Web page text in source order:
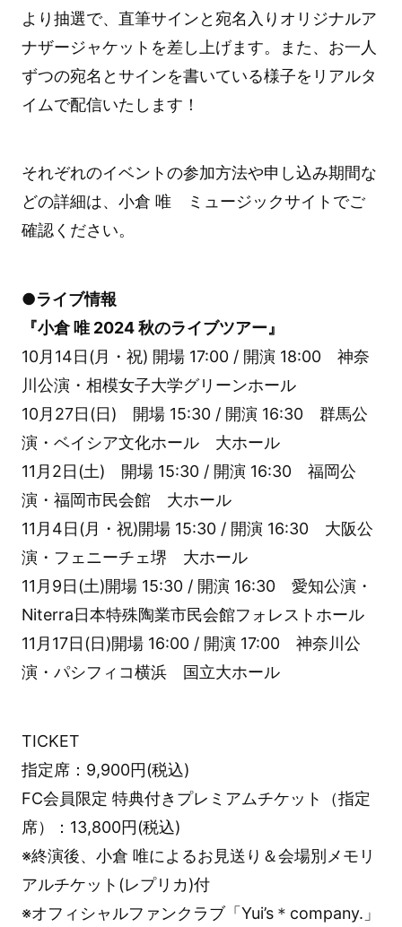
より抽選で、直筆サインと宛名入りオリジナルア
ナザージャケットを差し上げます。また、お一人
ずつの宛名とサインを書いている様子をリアルタ
イムで配信いたします！
それぞれのイベントの参加方法や申し込み期間な
どの詳細は、小倉 唯 ミュージックサイトでご
確認ください。
●ライブ情報
『小倉 唯 2024 秋のライブツアー』
10月14日(月・祝) 開場 17:00 / 開演 18:00 神奈
川公演・相模女子大学グリーンホール
10月27日(日) 開場 15:30 / 開演 16:30 群馬公
演・ベイシア文化ホール 大ホール
11月2日(土) 開場 15:30 / 開演 16:30 福岡公
演・福岡市民会館 大ホール
11月4日(月・祝)開場 15:30 / 開演 16:30 大阪公
演・フェニーチェ堺 大ホール
11月9日(土)開場 15:30 / 開演 16:30 愛知公演・
Niterra日本特殊陶業市民会館フォレストホール
11月17日(日)開場 16:00 / 開演 17:00 神奈川公
演・パシフィコ横浜 国立大ホール
TICKET
指定席：9,900円(税込)
FC会員限定 特典付きプレミアムチケット（指定
席）：13,800円(税込)
※終演後、小倉 唯によるお見送り＆会場別メモリ
アルチケット(レプリカ)付
※オフィシャルファンクラブ「Yui’s＊company.」